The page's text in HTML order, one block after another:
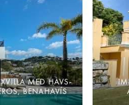
MED HAVS-
BENAHAVÍS